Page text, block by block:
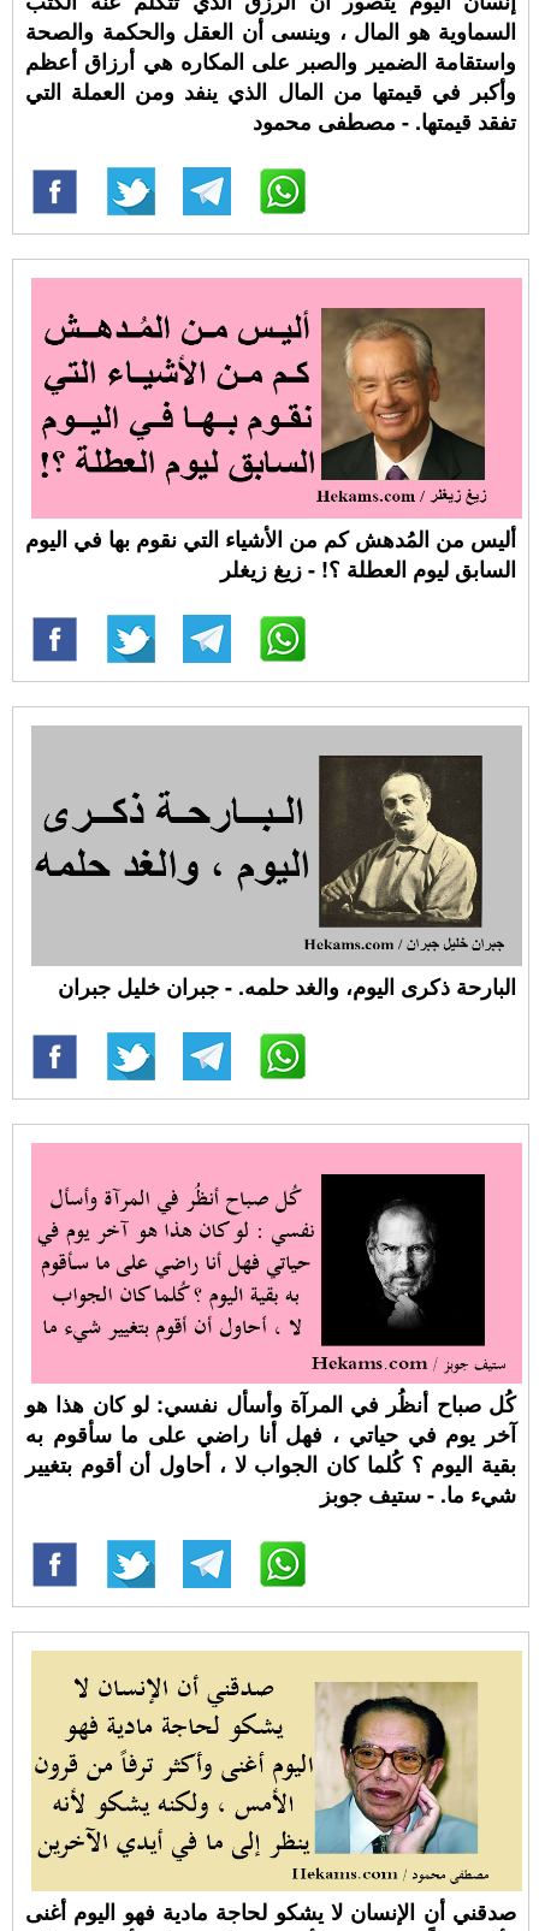
السماوية هو المال ، وينسى أن العقل والحكمة والصحة
واستقامة الضمير والصبر على المكاره هي أرزاق أعظم
وأكبر في قيمتها من المال الذي ينفد ومن العملة التي
تفقد قيمتها. - مصطفى محمود
أليس من المُدهش كم من الأشياء التي نقوم بها في اليوم
السابق ليوم العطلة ؟! - زيغ زيغلر
البارحة ذكرى اليوم، والغد حلمه. - جبران خليل جبران
كُل صباح أنظُر في المرآة وأسأل نفسي: لو كان هذا هو
آخر يوم في حياتي ، فهل أنا راضي على ما سأقوم به
بقية اليوم ؟ كُلما كان الجواب لا ، أحاول أن أقوم بتغيير
شيء ما. - ستيف جوبز
صدقني أن الإنسان لا يشكو لحاجة مادية فهو اليوم أغنى